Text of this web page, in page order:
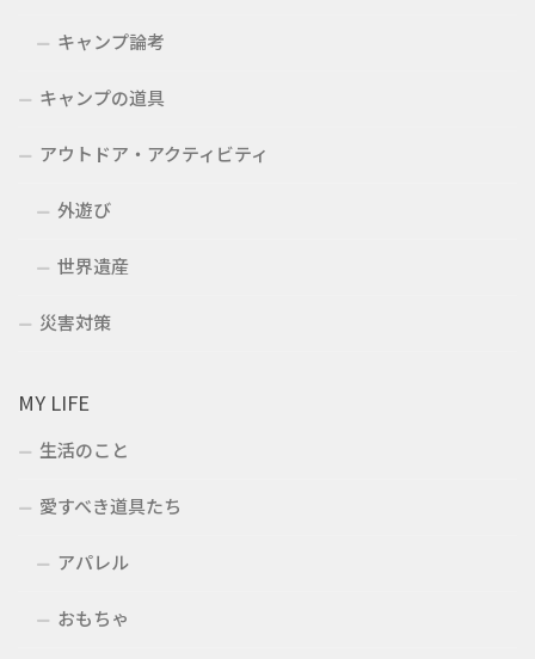
キャンプ論考
キャンプの道具
アウトドア・アクティビティ
外遊び
世界遺産
災害対策
MY LIFE
生活のこと
愛すべき道具たち
アパレル
おもちゃ